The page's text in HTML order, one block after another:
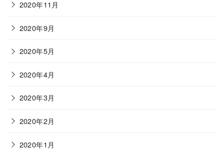
2020年11月
2020年9月
2020年5月
2020年4月
2020年3月
2020年2月
2020年1月